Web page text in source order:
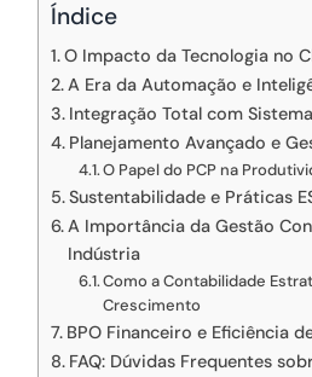
Índice
O Impacto da Tecnologia no
A Era da Automação e
Integração Total com
Planejamento Avançado e
O Papel do PCP na
Sustentabilidade e Práticas
A Importância da Gestão
Indústria
Como a Contabilidade
Crescimento
BPO Financeiro e Eficiência
FAQ: Dúvidas Frequentes